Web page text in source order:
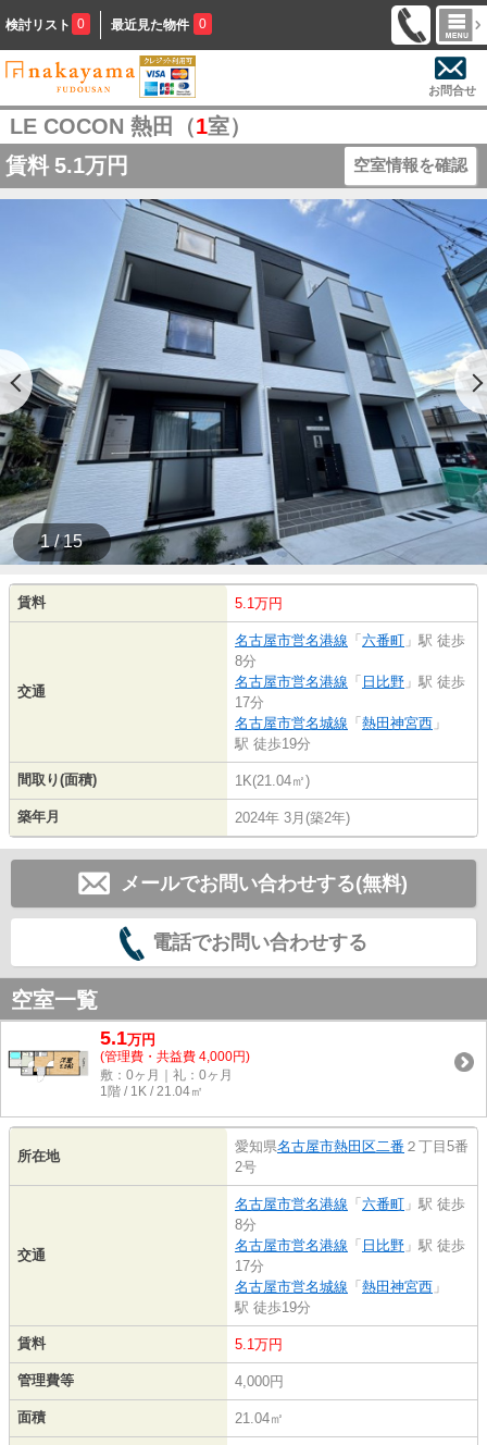
検討リスト 0 最近見た物件 0
お問合せ
LE COCON 熱田（1室）
賃料 5.1万円 空室情報を確認
1 / 15
賃料 5.1万円
交通
名古屋市営名港線 「 六番町 」駅 徒歩
8分
名古屋市営名港線 「 日比野 」駅 徒歩
17分
名古屋市営名城線 「 熱田神宮西 」
駅 徒歩19分
間取り(面積) 1K(21.04㎡)
築年月 2024年 3月(築2年)
メールでお問い合わせする(無料)
電話でお問い合わせする
空室一覧
5.1万円
(管理費・共益費 4,000円)
敷：0ヶ月｜礼：0ヶ月
1階 / 1K / 21.04㎡
所在地
愛知県名古屋市熱田区二番 ２丁目5番
2号
交通
名古屋市営名港線 「 六番町 」駅 徒歩
8分
名古屋市営名港線 「 日比野 」駅 徒歩
17分
名古屋市営名城線 「 熱田神宮西 」
駅 徒歩19分
賃料 5.1万円
管理費等 4,000円
面積 21.04㎡